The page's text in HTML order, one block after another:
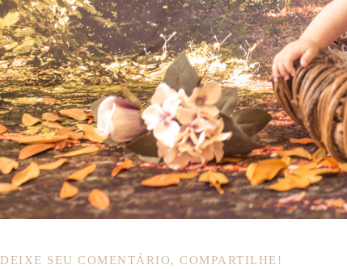
DEIXE SEU COMENTÁRIO, COMPARTILHE!